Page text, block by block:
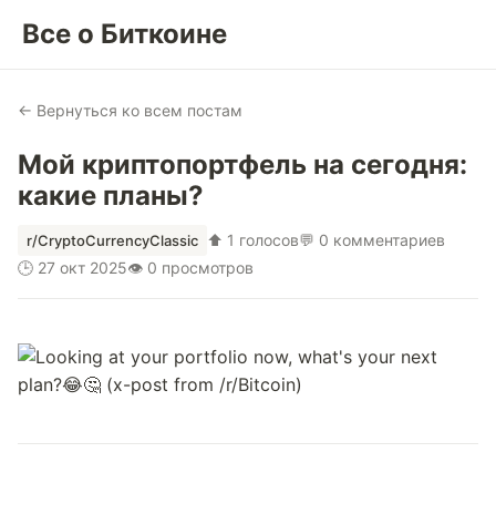
Все о Биткоине
← Вернуться ко всем постам
Мой криптопортфель на сегодня:
какие планы?
r/CryptoCurrencyClassic ⬆ 1 голосов💬 0 комментариев
🕒 27 окт 2025👁 0 просмотров